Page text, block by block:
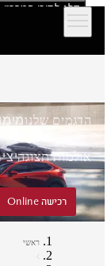
דלג לתוכן המרכזי
הדגמים שלנומימון
אולמות תצוגה
רכישה Online
ראשי